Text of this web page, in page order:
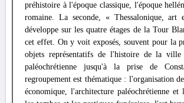
préhistoire à l'époque classique, l'époque
romaine. La seconde, « Thessalonique, art
développe sur les quatre étages de la Tour
cet effet. On y voit exposés, souvent pour la
objets représentatifs de l'histoire de la ville
paléochrétienne jusqu'à la prise de
regroupement est thématique : l'organisation
économique, l'architecture paléochrétienne et